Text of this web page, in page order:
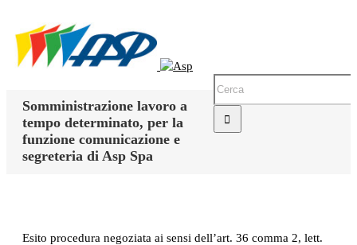
Somministrazione lavoro a
tempo determinato, per la
funzione comunicazione e
segreteria di Asp Spa
Esito procedura negoziata ai sensi dell’art. 36 comma 2, lett.